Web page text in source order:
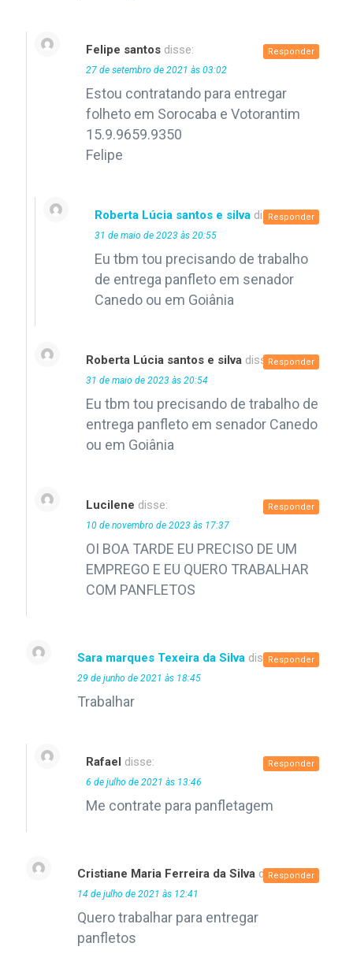
Felipe santos disse:
27 de setembro de 2021 às 03:02
Estou contratando para entregar
folheto em Sorocaba e Votorantim
15.9.9659.9350
Felipe
Responder
Roberta Lúcia santos e silva disse:
31 de maio de 2023 às 20:55
Eu tbm tou precisando de trabalho
de entrega panfleto em senador
Canedo ou em Goiânia
Responder
Roberta Lúcia santos e silva disse:
31 de maio de 2023 às 20:54
Eu tbm tou precisando de trabalho de
entrega panfleto em senador Canedo
ou em Goiânia
Responder
Lucilene disse:
10 de novembro de 2023 às 17:37
OI BOA TARDE EU PRECISO DE UM
EMPREGO E EU QUERO TRABALHAR
COM PANFLETOS
Responder
Sara marques Texeira da Silva disse:
29 de junho de 2021 às 18:45
Trabalhar
Responder
Rafael disse:
6 de julho de 2021 às 13:46
Me contrate para panfletagem
Responder
Cristiane Maria Ferreira da Silva disse:
14 de julho de 2021 às 12:41
Quero trabalhar para entregar
panfletos
Responder